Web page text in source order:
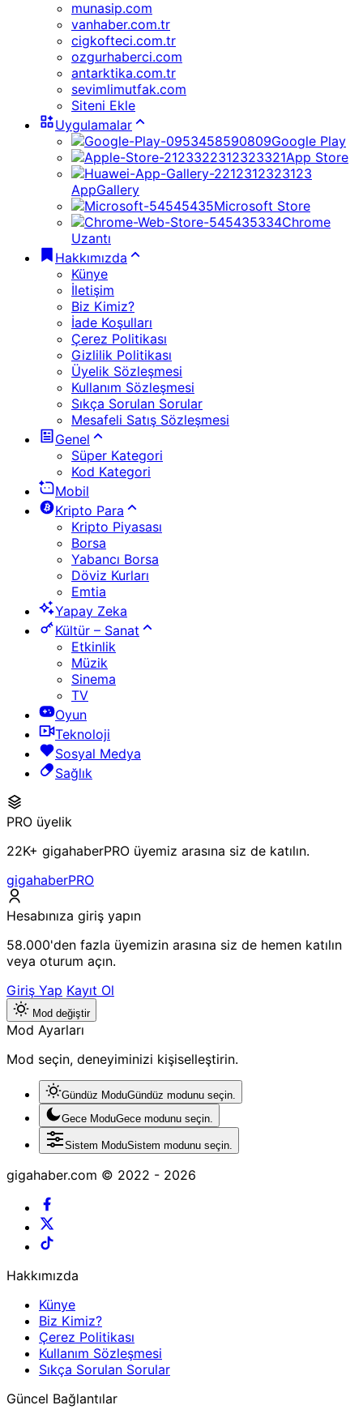
munasip.com
vanhaber.com.tr
cigkofteci.com.tr
ozgurhaberci.com
antarktika.com.tr
sevimlimutfak.com
Siteni Ekle
Uygulamalar
Google Play
App Store
AppGallery
Microsoft Store
Chrome
Uzantı
Hakkımızda
Künye
İletişim
Biz Kimiz?
İade Koşulları
Çerez Politikası
Gizlilik Politikası
Üyelik Sözleşmesi
Kullanım Sözleşmesi
Sıkça Sorulan Sorular
Mesafeli Satış Sözleşmesi
Genel
Süper Kategori
Kod Kategori
Mobil
Kripto Para
Kripto Piyasası
Borsa
Yabancı Borsa
Döviz Kurları
Emtia
Yapay Zeka
Kültür – Sanat
Etkinlik
Müzik
Sinema
TV
Oyun
Teknoloji
Sosyal Medya
Sağlık
PRO üyelik
22K+ gigahaberPRO üyemiz arasına siz de katılın.
gigahaberPRO
Hesabınıza giriş yapın
58.000'den fazla üyemizin arasına siz de hemen katılın
veya oturum açın.
Giriş Yap Kayıt Ol
Mod değiştir
Mod Ayarları
Mod seçin, deneyiminizi kişiselleştirin.
Gündüz ModuGündüz modunu seçin.
Gece ModuGece modunu seçin.
Sistem ModuSistem modunu seçin.
gigahaber.com © 2022 - 2026
Hakkımızda
Künye
Biz Kimiz?
Çerez Politikası
Kullanım Sözleşmesi
Sıkça Sorulan Sorular
Güncel Bağlantılar